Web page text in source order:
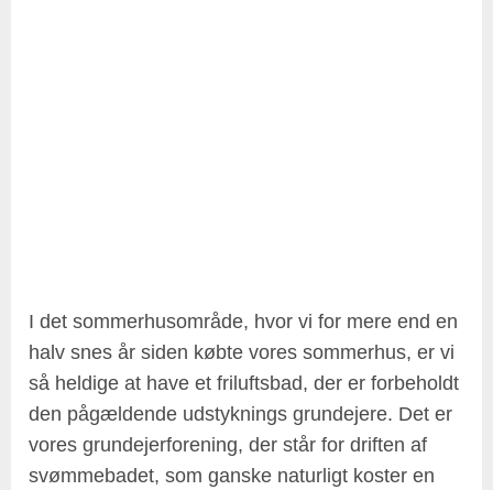
I det sommerhusområde, hvor vi for mere end en
halv snes år siden købte vores sommerhus, er vi
så heldige at have et friluftsbad, der er forbeholdt
den pågældende udstyknings grundejere. Det er
vores grundejerforening, der står for driften af
svømmebadet, som ganske naturligt koster en